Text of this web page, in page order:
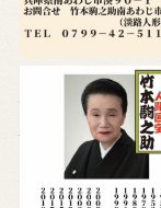
※株式会社うずの
関連施